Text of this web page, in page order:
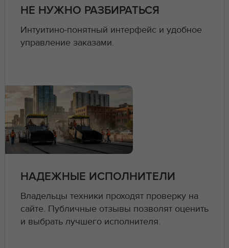
НЕ НУЖНО РАЗБИРАТЬСЯ
Интуитино-понятный интерфейс и удобное
управление заказами.
НАДЕЖНЫЕ ИСПОЛНИТЕЛИ
Владельцы техники проходят проверку на
сайте. Публичные отзывы позволят оценить
и выбрать лучшего исполнителя.